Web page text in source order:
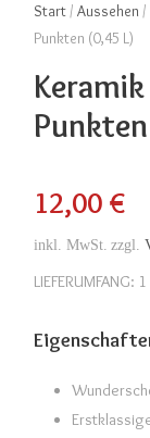
Start/ Aussehen /
Punkten (0,45 L)
12,00 €
inkl. MwSt. zzgl.